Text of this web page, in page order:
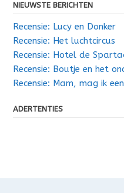
NIEUWSTE BERICHTEN
Recensie: Lucy en Donker
Recensie: Het luchtcircus
Recensie: Hotel de
Recensie: Boutje en het
Recensie: Mam, mag ik
ADERTENTIES